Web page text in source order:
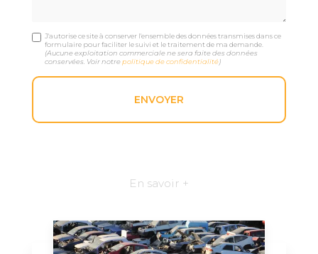
J'autorise ce site à conserver l'ensemble des données transmises dans ce
formulaire pour faciliter le suivi et le traitement de ma demande.
(Aucune exploitation commerciale ne sera faite des données
conservées. Voir notrepolitique de confidentialité)
En savoir +